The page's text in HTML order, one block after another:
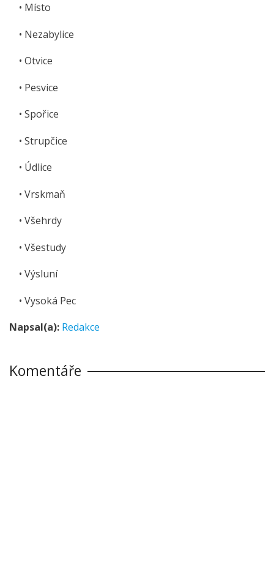
• Místo
• Nezabylice
• Otvice
• Pesvice
• Spořice
• Strupčice
• Údlice
• Vrskmaň
• Všehrdy
• Všestudy
• Výsluní
• Vysoká Pec
Napsal(a): Redakce
Komentáře